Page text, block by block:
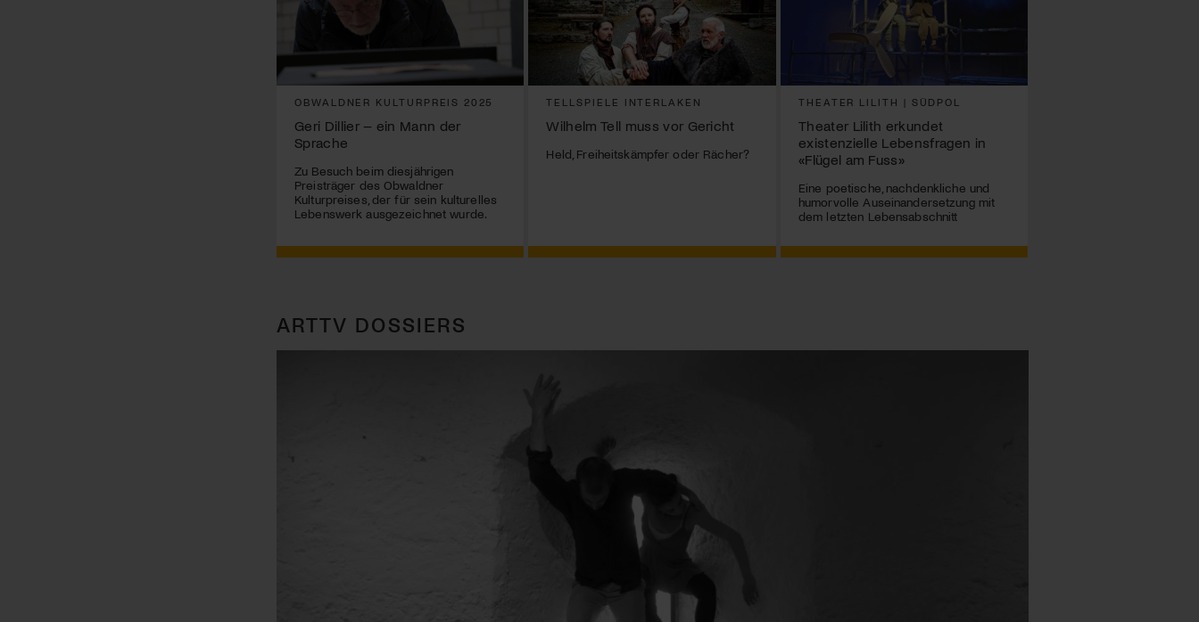
OBWALDNER KULTURPREIS 2025
Geri Dillier – ein Mann der
Sprache
Zu Besuch beim diesjährigen
Preisträger des Obwaldner
Kulturpreises, der für sein kulturelles
Lebenswerk ausgezeichnet wurde.
TELLSPIELE INTERLAKEN
Wilhelm Tell muss vor Gericht
Held, Freiheitskämpfer oder Rächer?
THEATER LILITH | SÜDPOL
Theater Lilith erkundet
existenzielle Lebensfragen in
«Flügel am Fuss»
Eine poetische, nachdenkliche und
humorvolle Auseinandersetzung mit
dem letzten Lebensabschnitt
ARTTV DOSSIERS